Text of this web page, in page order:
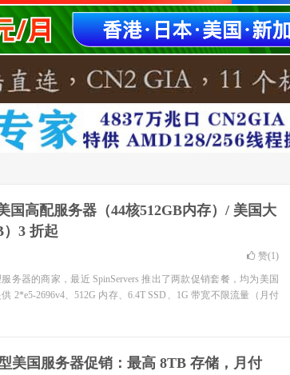
国高配服务器（44核512GB内存）/ 美国大
3 折起
赞(1)
务器的商家，最近 SpinServers 推出了两款促销套餐，均为美国
2*e5-2696v4、512G 内存、6.4T SSD、1G 带宽不限流量（月付
美国服务器促销：最高 8TB 存储，月付